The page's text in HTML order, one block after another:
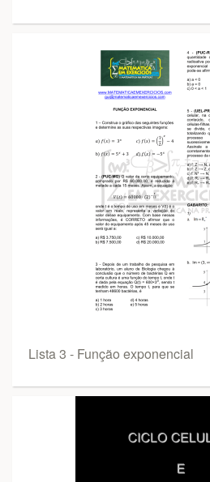
Lista 3 - Função exponencial